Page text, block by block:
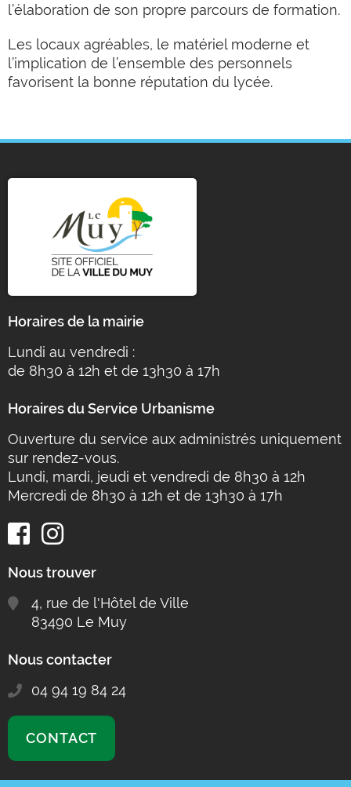
l’élaboration de son propre parcours de formation.
Les locaux agréables, le matériel moderne et
l’implication de l’ensemble des personnels
favorisent la bonne réputation du lycée.
Horaires de la mairie
Lundi au vendredi :
de 8h30 à 12h et de 13h30 à 17h
Horaires du Service Urbanisme
Ouverture du service aux administrés uniquement
sur rendez-vous.
Lundi, mardi, jeudi et vendredi de 8h30 à 12h
Mercredi de 8h30 à 12h et de 13h30 à 17h
Nous trouver
4, rue de l'Hôtel de Ville
83490 Le Muy
Nous contacter
04 94 19 84 24
CONTACT